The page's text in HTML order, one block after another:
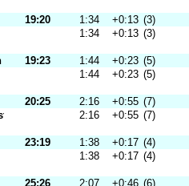
19:20 1:34 +0:13 (3)
1:34 +0:13 (3)
19:23 1:44 +0:23 (5)
1:44 +0:23 (5)
20:25 2:16 +0:55 (7)
2:16 +0:55 (7)
23:19 1:38 +0:17 (4)
1:38 +0:17 (4)
25:26 2:07 +0:46 (6)